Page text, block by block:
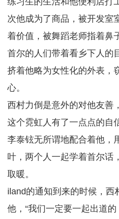
次他成为了商品，被开发室
着价值，被舞蹈老师指着鼻
首尔的人们带着看乡下人的
挤着他略为女性化的外表，
心。
西村力倒是意外的对他友善
这个霓虹人有了一点点的自
李泰铉无所谓地配合着他，
叶，两个人一起学着首尔话
取暖。
iland的通知到来的时候，西
他，“我们一定要一起出道的